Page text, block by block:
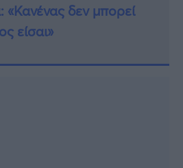
δεν μπορεί
είσαι»